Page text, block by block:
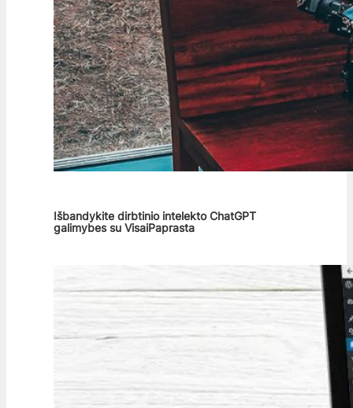
Išbandykite dirbtinio intelekto ChatGPT
galimybes su VisaiPaprasta